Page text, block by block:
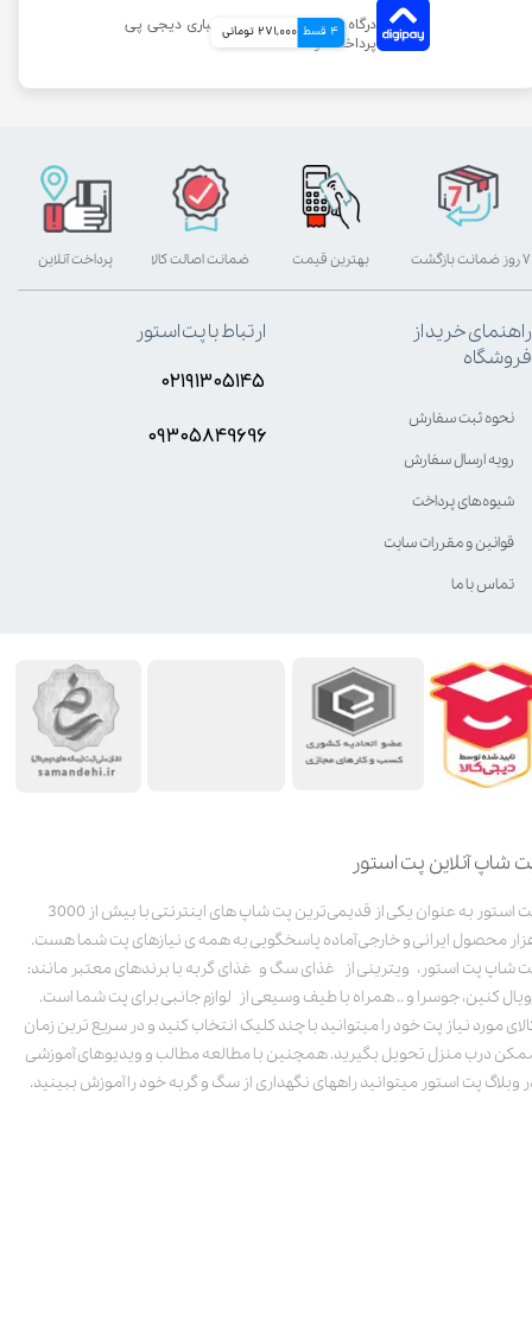
4 قسط 271,000 تومانی
شاپ آنلاین پت استور
پت استور به عنوان یکی از قدیمی‌ترین پت شاپ های اینترنتی با بیش از 3000
محصول ایرانی و خارجی آماده پاسخگویی به همه ی نیازهای پت شما هست.
شاپ پت استور، ویترینی از غذای سگ و غذای گربه با برندهای معتبر مانند:
کنین، جوسرا و .. همراه با طیف وسیعی از لوازم جانبی برای پت شما است.
مورد نیاز پت خود را میتوانید با چند کلیک انتخاب کنید و در سریع ترین زمان
درب منزل تحویل بگیرید. همچنین با مطالعه مطالب و ویدیوهای آموزشی
وبلاگ پت استور میتوانید راههای نگهداری از سگ و گربه خود را آموزش ببینید.
بهترین قیمت پرداخت آنلاین ۷ روز ضمانت بازگشت ضمانت اصالت کالا
راهنمای خرید از
فروشگاه
نحوه ثبت سفارش
رویه ارسال سفارش
شیوه‌های پرداخت
قوانین و مقررات سایت
تماس با ما
ارتباط با پت استور
۰۲۱۹۱۳۰۵۱۴۵
۰۹۳۰۵8۴9696